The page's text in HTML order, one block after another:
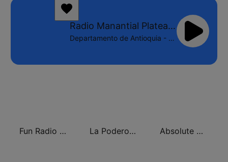
Radio Manantial Plateado Cauca
Departamento de Antioquia - Online
Fun Radio FRANCE La Poderosa Radio Online Relajante Absolute Chillout